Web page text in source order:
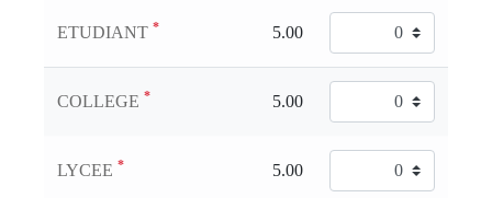
ETUDIANT *
COLLEGE *
LYCEE *